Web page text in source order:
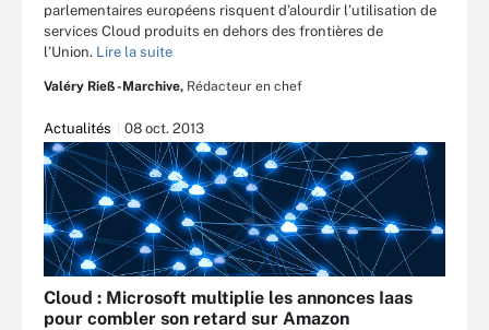
parlementaires européens risquent d’alourdir l’utilisation de
services Cloud produits en dehors des frontières de
l’Union. Lire la suite
Valéry Rieß-Marchive, Rédacteur en chef
Actualités 08 oct. 2013
Cloud : Microsoft multiplie les annonces Iaas
pour combler son retard sur Amazon